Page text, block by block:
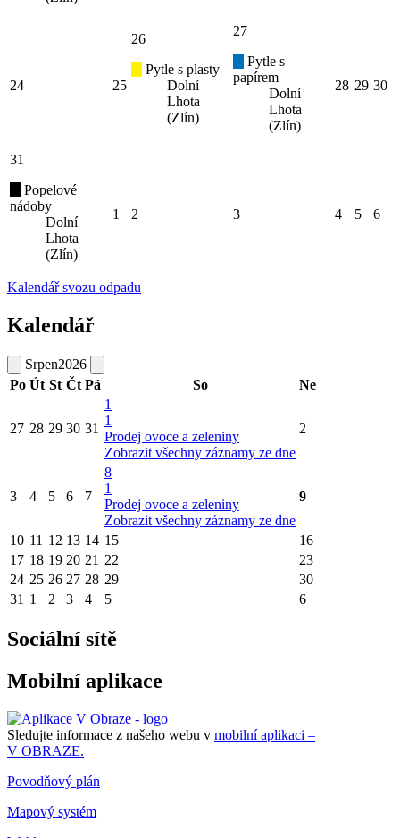
24 25
26
Pytle s plasty
Dolní
Lhota
(Zlín)
27
Pytle s
papírem
Dolní
Lhota
(Zlín)
28 29 30
31
Popelové
nádoby
Dolní
Lhota
(Zlín)
1 2 3 4 5 6
Kalendář svozu odpadu
Kalendář
Srpen2026
Po Út St Čt Pá So Ne
27 28 29 30 31
1
1
Prodej ovoce a zeleniny
Zobrazit všechny záznamy ze dne
2
3 4 5 6 7
8
1
Prodej ovoce a zeleniny
Zobrazit všechny záznamy ze dne
9
10 11 12 13 14 15
16
17 18 19 20 21 22
23
24 25 26 27 28 29
30
31 1 2 3 4 5 6
Sociální sítě
Mobilní aplikace
Sledujte informace z našeho webu v mobilní aplikaci –
V OBRAZE.
Povodňový plán
Mapový systém